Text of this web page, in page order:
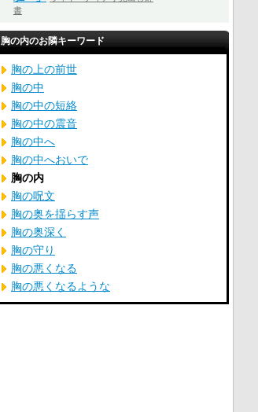
書
胸の内のお隣キーワード
胸の上の前世
胸の中
胸の中の短絡
胸の中の震音
胸の中へ
胸の中へおいで
胸の内
胸の呪文
胸の奥を揺らす声
胸の奥深く
胸の守り
胸の悪くなる
胸の悪くなるような